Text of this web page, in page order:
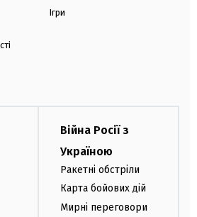
Ігри
Війна Росії з
Україною
Ракетні обстріли
Карта бойових дій
Мирні переговори